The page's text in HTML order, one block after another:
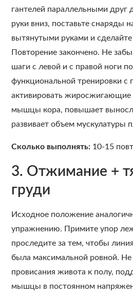
гантелей параллельными друг
руки вниз, поставьте снаряды
вытянутыми руками и
Повторение закончено. Не
шаги с левой и с правой ноги
функциональной тренировки с
активировать жиросжигающие
мышцы кора, повышает
развивает объем мускулатуры
Сколько выполнять: 10-15
3. Отжимание +
груди
Исходное положение
упражнению. Примите упор
проследите за тем, чтобы
была максимальной ровной. Не
провисания живота к полу,
мышцы в постоянном